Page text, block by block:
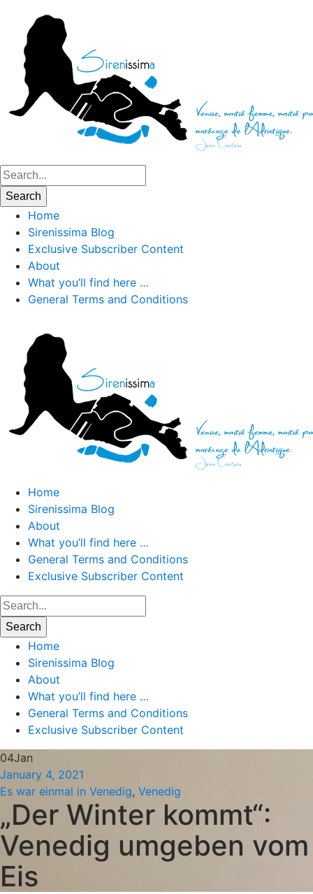
Home
Sirenissima Blog
Exclusive Subscriber Content
About
What you’ll find here …
General Terms and Conditions
Home
Sirenissima Blog
About
What you’ll find here …
General Terms and Conditions
Exclusive Subscriber Content
Home
Sirenissima Blog
About
What you’ll find here …
General Terms and Conditions
Exclusive Subscriber Content
04Jan
January 4, 2021
Es war einmal in Venedig, Venedig
„Der Winter kommt“:
Venedig umgeben vom
Eis